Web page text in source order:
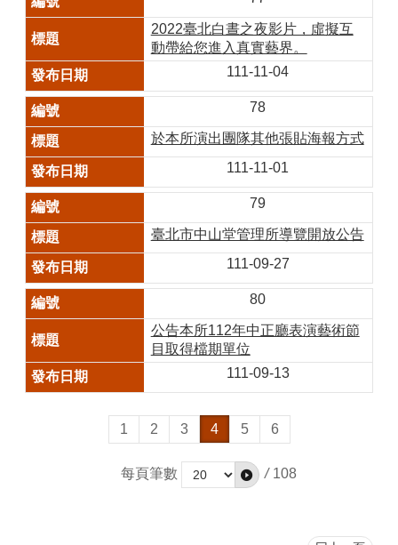
2022臺北白晝之夜影片，虛擬互
動帶給您進入真實藝界。
111-11-04
78
於本所演出團隊其他張貼海報方式
111-11-01
79
臺北市中山堂管理所導覽開放公告
111-09-27
80
公告本所112年中正廳表演藝術節
目取得檔期單位
111-09-13
1 2 3 4 5 6
每頁筆數 / 108